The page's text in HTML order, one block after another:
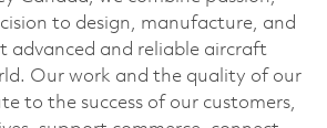
to design, manufacture, and
advanced and reliable aircraft
Our work and the quality of our
to the success of our customers,